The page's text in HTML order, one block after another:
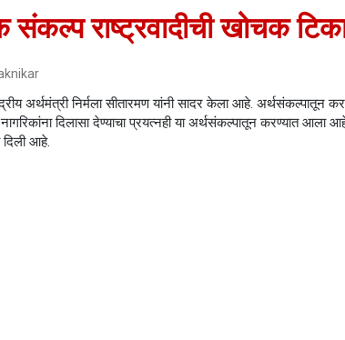
राष्ट्रवादीची खोचक
अर्थमंत्री निर्मला सीतारमण यांनी सादर केला आहे. अर्थसंकल्पातून
दिलासा देण्याचा प्रयत्नही या अर्थसंकल्पातून करण्यात आला
दिली आहे.